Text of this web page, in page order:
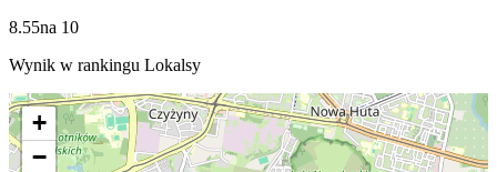
8.55na 10
Wynik w rankingu Lokalsy
+
−